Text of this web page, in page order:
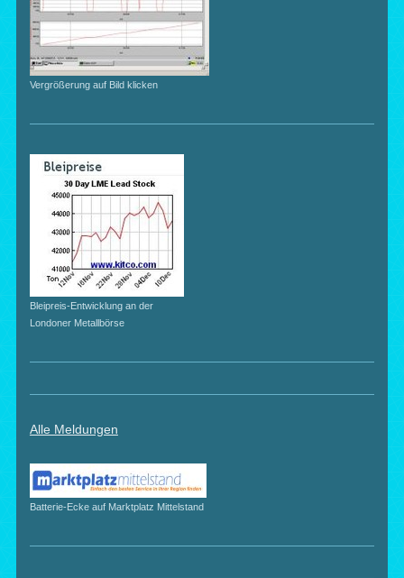
Vergrößerung auf Bild klicken
Bleipreis-Entwicklung an der
Londoner Metallbörse
Alle Meldungen
Batterie-Ecke auf Marktplatz Mittelstand